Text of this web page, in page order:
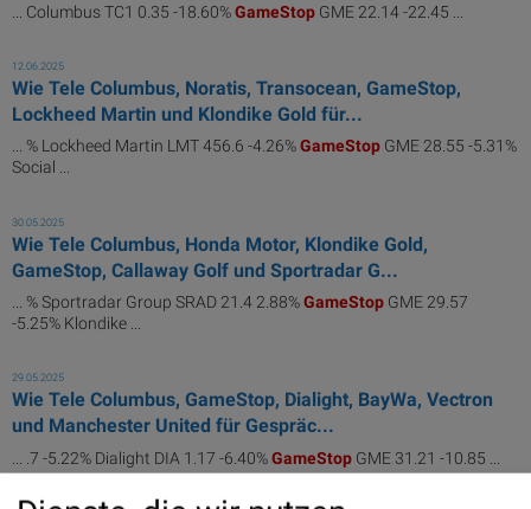
... Columbus TC1 0.35 -18.60%GameStop GME 22.14 -22.45 ...
12.06.2025
Wie Tele Columbus, Noratis, Transocean, GameStop,
Lockheed Martin und Klondike Gold für...
... % Lockheed Martin LMT 456.6 -4.26%GameStop GME 28.55 -5.31%
Social ...
30.05.2025
Wie Tele Columbus, Honda Motor, Klondike Gold,
GameStop, Callaway Golf und Sportradar G...
... % Sportradar Group SRAD 21.4 2.88%GameStop GME 29.57
-5.25% Klondike ...
29.05.2025
Wie Tele Columbus, GameStop, Dialight, BayWa, Vectron
und Manchester United für Gespräc...
... .7 -5.22% Dialight DIA 1.17 -6.40%GameStop GME 31.21 -10.85 ...